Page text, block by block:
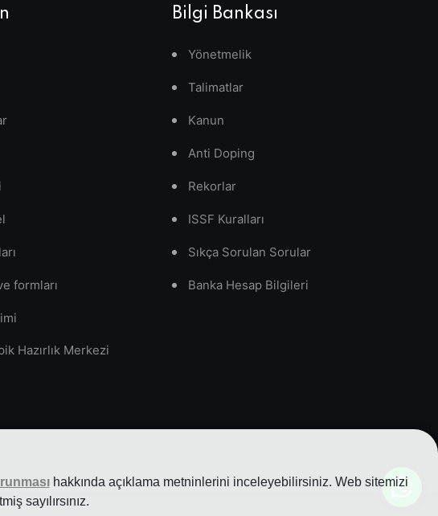
hakkında açıklama metninlerini inceleyebilirsiniz. Web sitemizi
sayılırsınız.
formları
Hazırlık Merkezi
Bilgi Bankası
Yönetmelik
Talimatlar
Kanun
Anti Doping
Rekorlar
ISSF Kuralları
Sıkça Sorulan Sorular
Banka Hesap Bilgileri